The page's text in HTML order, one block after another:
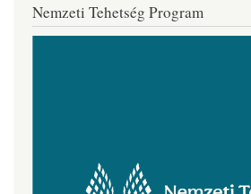
Nemzeti Tehetség Program